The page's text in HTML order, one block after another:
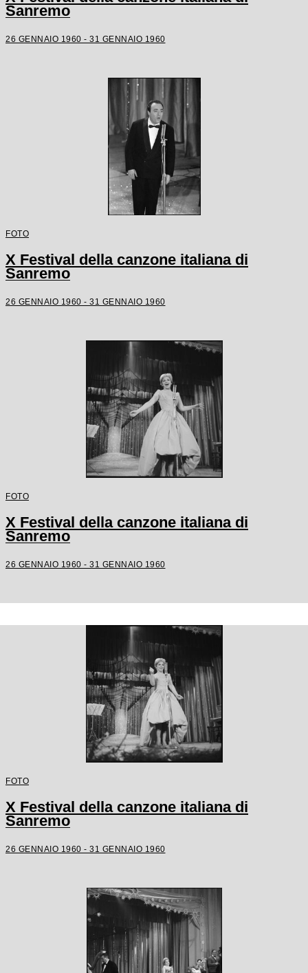
Sanremo
26 GENNAIO 1960 - 31 GENNAIO 1960
FOTO
X Festival della canzone italiana di
Sanremo
26 GENNAIO 1960 - 31 GENNAIO 1960
FOTO
X Festival della canzone italiana di
Sanremo
26 GENNAIO 1960 - 31 GENNAIO 1960
FOTO
X Festival della canzone italiana di
Sanremo
26 GENNAIO 1960 - 31 GENNAIO 1960